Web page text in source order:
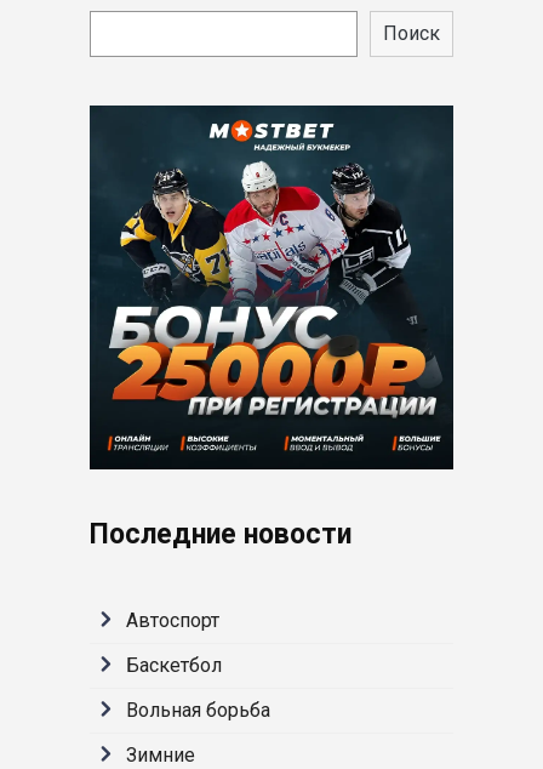
Поиск
Последние новости
Автоспорт
Баскетбол
Вольная борьба
Зимние